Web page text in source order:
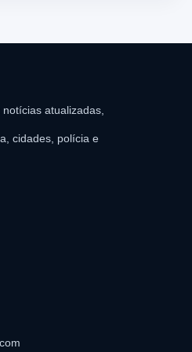
atualizadas,
cidades, polícia e